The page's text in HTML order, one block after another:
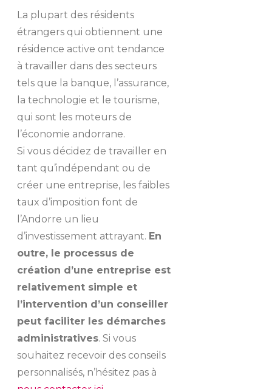
La plupart des résidents
étrangers qui obtiennent une
résidence active ont tendance
à travailler dans des secteurs
tels que la banque, l’assurance,
la technologie et le tourisme,
qui sont les moteurs de
l’économie andorrane.
Si vous décidez de travailler en
tant qu’indépendant ou de
créer une entreprise, les faibles
taux d’imposition font de
l’Andorre un lieu
d’investissement attrayant. En
outre, le processus de
création d’une entreprise est
relativement simple et
l’intervention d’un conseiller
peut faciliter les démarches
administratives. Si vous
souhaitez recevoir des conseils
personnalisés, n’hésitez pas à